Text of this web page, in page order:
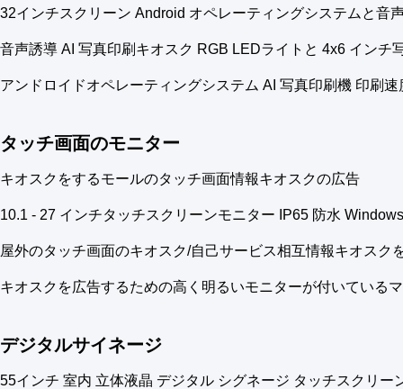
32インチスクリーン Android オペレーティングシステムと音
音声誘導 AI 写真印刷キオスク RGB LEDライトと 4x6 インチ
アンドロイドオペレーティングシステム AI 写真印刷機 印刷速
タッチ画面のモニター
キオスクをするモールのタッチ画面情報キオスクの広告
10.1 - 27 インチタッチスクリーンモニター IP65 防水
屋外のタッチ画面のキオスク/自己サービス相互情報キオスク
キオスクを広告するための高く明るいモニターが付いている
デジタルサイネージ
55インチ 室内 立体液晶 デジタル シグネージ タッチスクリ